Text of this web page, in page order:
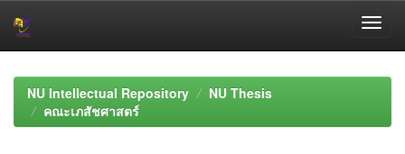
navigationNU Intellectual Repository
NU Thesis
คณะเภสัชศาสตร์